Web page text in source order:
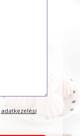
adatkezelési